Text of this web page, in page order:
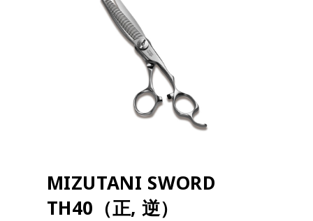
MIZUTANI SWORD
TH40（正, 逆）